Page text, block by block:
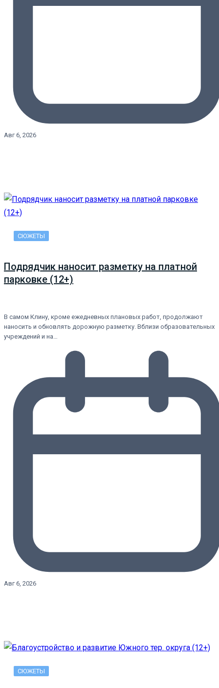
Авг 6, 2026
СЮЖЕТЫ
Подрядчик наносит разметку на платной
парковке (12+)
В самом Клину, кроме ежедневных плановых работ, продолжают
наносить и обновлять дорожную разметку. Вблизи образовательных
учреждений и на…
Авг 6, 2026
СЮЖЕТЫ